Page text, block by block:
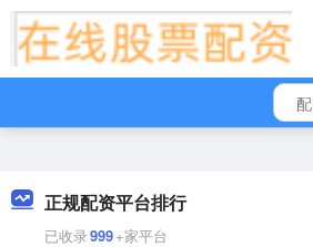
正规配资平台排行
已收录999+家平台